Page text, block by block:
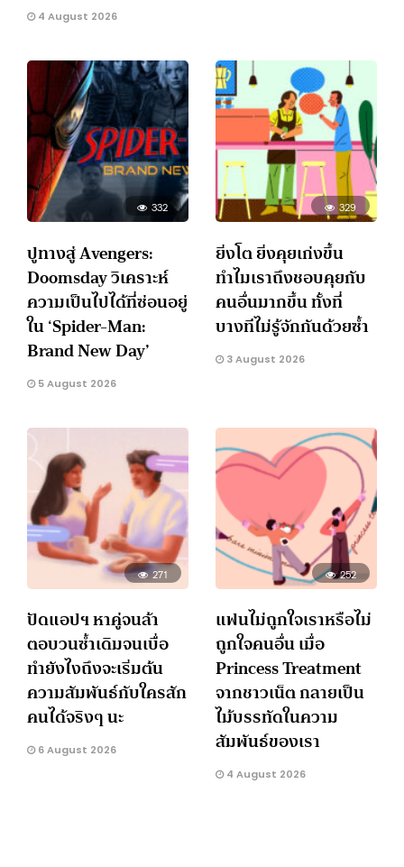
4 August 2026
332
ปูทางสู่ Avengers:
Doomsday วิเคราะห์
ความเป็นไปได้ที่ซ่อนอยู่
ใน ‘Spider-Man:
Brand New Day’
5 August 2026
329
ยิ่งโต ยิ่งคุยเก่งขึ้น
ทำไมเราถึงชอบคุยกับ
คนอื่นมากขึ้น ทั้งที่
บางทีไม่รู้จักกันด้วยซ้ำ
3 August 2026
271
ปัดแอปฯ หาคู่จนล้า
ตอบวนซ้ำเดิมจนเบื่อ
ทำยังไงถึงจะเริ่มต้น
ความสัมพันธ์กับใครสัก
คนได้จริงๆ นะ
6 August 2026
252
แฟนไม่ถูกใจเราหรือไม่
ถูกใจคนอื่น เมื่อ
Princess Treatment
จากชาวเน็ต กลายเป็น
ไม้บรรทัดในความ
สัมพันธ์ของเรา
4 August 2026